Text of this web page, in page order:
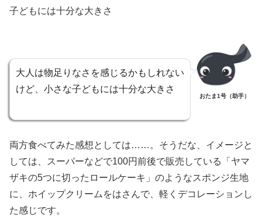
子どもには十分な大きさ
大人は物足りなさを感じるかもしれない
けど、小さな子どもには十分な大きさ
おたま1号（助手）
両方食べてみた感想としては……。そうだな、イメージと
しては、スーパーなどで100円前後で販売している「ヤマ
ザキの5つに切ったロールケーキ」のようなスポンジ生地
に、ホイップクリームをはさんで、軽くデコレーションし
た感じです。